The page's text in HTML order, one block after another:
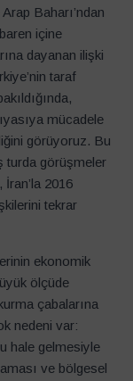
Baharı’ndan
içine
dayanan ilişki
taraf
mücadele
görüyoruz. Bu
turda görüşmeler
2016
tekrar
ekonomik
ölçüde
çabalarına
nedeni var:
hale gelmesiyle
ve bölgesel